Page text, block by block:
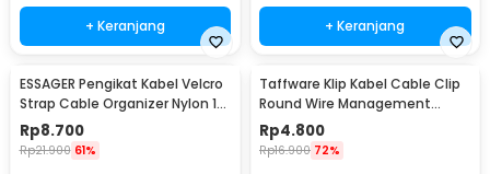
+ Keranjang + Keranjang
ESSAGER Pengikat Kabel Velcro
Strap Cable Organizer Nylon 10
PCS - EXD-KBB01
Rp8.700
Rp21.900 61%
Taffware Klip Kabel Cable Clip
Round Wire Management
Electrical 100PCS 6mm - YQ801
Rp4.800
Rp16.900 72%